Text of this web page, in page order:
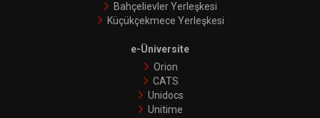
Bahçelievler Yerleşkesi
Küçükçekmece Yerleşkesi
e-Üniversite
Orion
CATS
Unidocs
Unitime